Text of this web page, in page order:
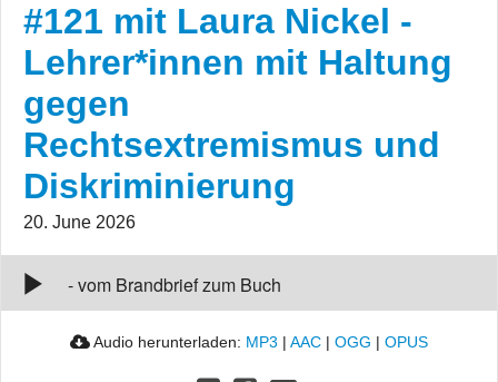
#121 mit Laura Nickel -
Lehrer*innen mit Haltung
gegen
Rechtsextremismus und
Diskriminierung
20. June 2026
#121 mit Laura
Nickel - Lehrer*innen
Rechtsextremismus
und Diskriminierung
-vom Brandbrief zum Buch
Audio herunterladen: MP3 | AAC | OGG | OPUS